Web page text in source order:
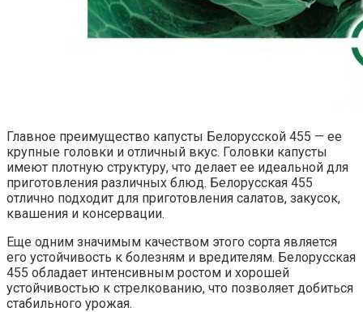
Главное преимущество капусты Белорусской 455 — ее
крупные головки и отличный вкус. Головки капусты
имеют плотную структуру, что делает ее идеальной для
приготовления различных блюд. Белорусская 455
отлично подходит для приготовления салатов, закусок,
квашения и консервации.
Еще одним значимым качеством этого сорта является
его устойчивость к болезням и вредителям. Белорусская
455 обладает интенсивным ростом и хорошей
устойчивостью к стрелкованию, что позволяет добиться
стабильного урожая.